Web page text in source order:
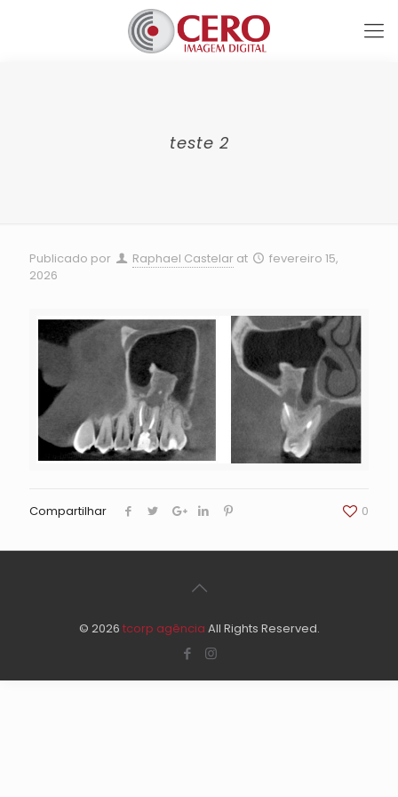
teste 2
Publicado por Raphael Castelar at
fevereiro 15,
2026
Compartilhar 0
© 2026 tcorp agência All Rights Reserved.